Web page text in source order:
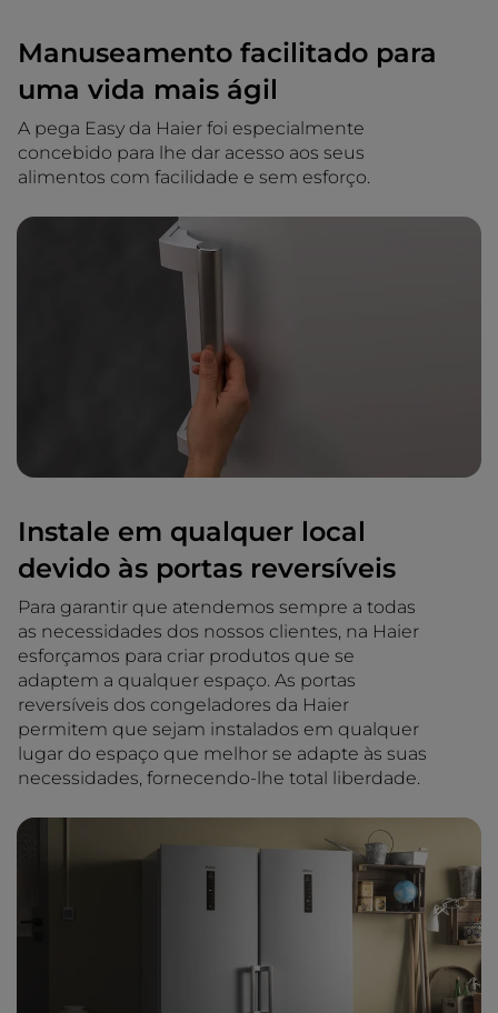
Manuseamento facilitado para
uma vida mais ágil
A pega Easy da Haier foi especialmente
concebido para lhe dar acesso aos seus
alimentos com facilidade e sem esforço.
Instale em qualquer local
devido às portas reversíveis
Para garantir que atendemos sempre a todas
as necessidades dos nossos clientes, na Haier
esforçamos para criar produtos que se
adaptem a qualquer espaço. As portas
reversíveis dos congeladores da Haier
permitem que sejam instalados em qualquer
lugar do espaço que melhor se adapte às suas
necessidades, fornecendo-lhe total liberdade.